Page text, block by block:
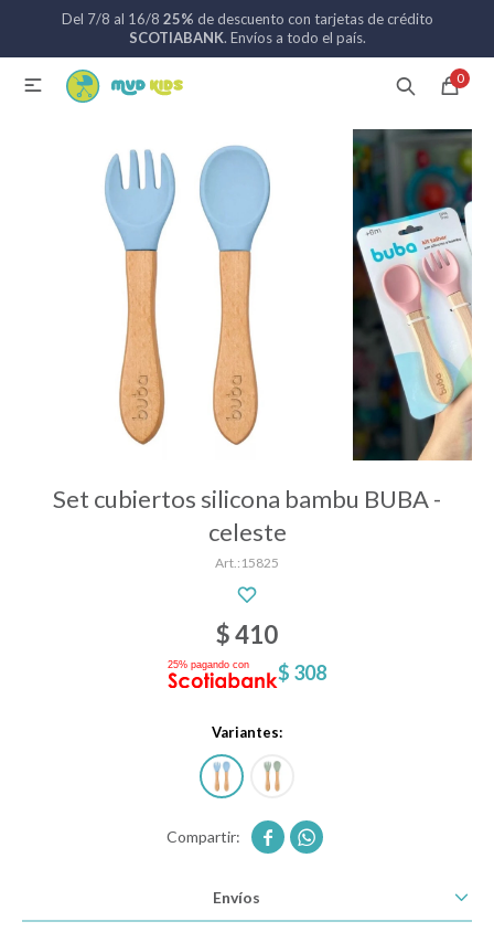
Del 7/8 al 16/8 25% de descuento con tarjetas de crédito
SCOTIABANK. Envíos a todo el país.
0

Set cubiertos silicona bambu BUBA -
celeste
15825
$410
$ 308
Variantes:
 
Envíos
MI CUENTA
Catálogo Nuevos ingresos
Coches de bebé
Sillas de auto
Alimentación
Estimulación primera infancia